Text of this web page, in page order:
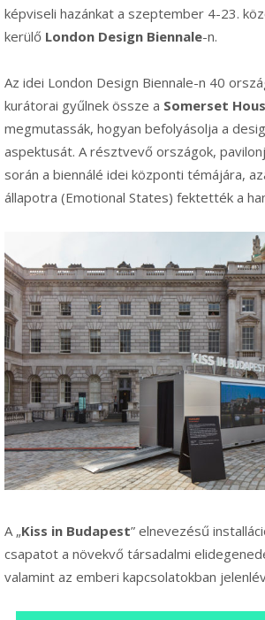
képviseli hazánkat a szeptember 4-23.
kerülő London Design Biennale-n.
Az idei London Design Biennale-n 40
kurátorai gyűlnek össze a Somerset
megmutassák, hogyan befolyásolja a
aspektusát. A résztvevő országok,
során a biennálé idei központi témájára,
állapotra (Emotional States) fektették a
A „Kiss in Budapest” elnevezésű
csapatot a növekvő társadalmi
valamint az emberi kapcsolatokban